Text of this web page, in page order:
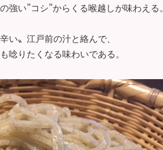
い”コシ”からくる喉越しが味わえる。
い〟江戸前の汁と絡んで、
唸りたくなる味わいである。